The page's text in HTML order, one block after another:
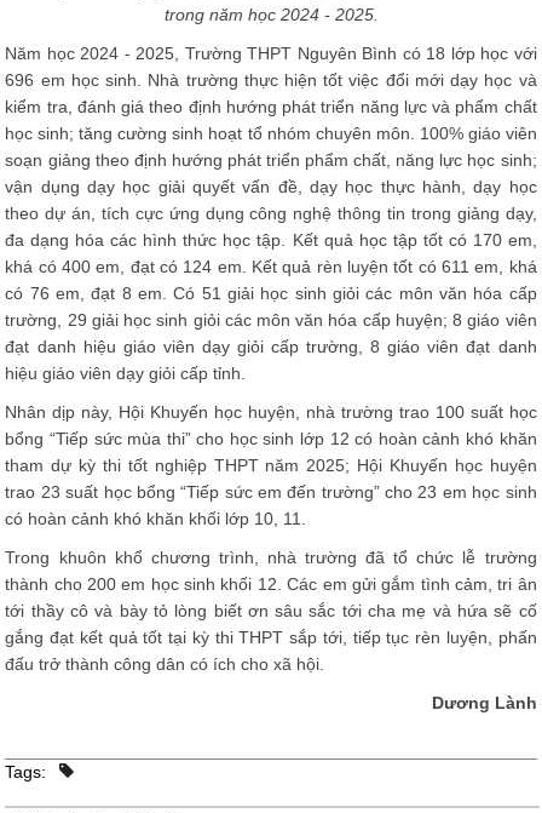
trong năm học 2024 - 2025.
Năm học 2024 - 2025, Trường THPT Nguyên Bình có 18 lớp học với
696 em học sinh. Nhà trường thực hiện tốt việc đổi mới dạy học và
kiểm tra, đánh giá theo định hướng phát triển năng lực và phẩm chất
học sinh; tăng cường sinh hoạt tổ nhóm chuyên môn. 100% giáo viên
soạn giảng theo định hướng phát triển phẩm chất, năng lực học sinh;
vận dụng dạy học giải quyết vấn đề, dạy học thực hành, dạy học
theo dự án, tích cực ứng dụng công nghệ thông tin trong giảng dạy,
đa dạng hóa các hình thức học tập. Kết quả học tập tốt có 170 em,
khá có 400 em, đạt có 124 em. Kết quả rèn luyện tốt có 611 em, khá
có 76 em, đạt 8 em. Có 51 giải học sinh giỏi các môn văn hóa cấp
trường, 29 giải học sinh giỏi các môn văn hóa cấp huyện; 8 giáo viên
đạt danh hiệu giáo viên dạy giỏi cấp trường, 8 giáo viên đạt danh
hiệu giáo viên dạy giỏi cấp tỉnh.
Nhân dịp này, Hội Khuyến học huyện, nhà trường trao 100 suất học
bổng “Tiếp sức mùa thi” cho học sinh lớp 12 có hoàn cảnh khó khăn
tham dự kỳ thi tốt nghiệp THPT năm 2025; Hội Khuyến học huyện
trao 23 suất học bổng “Tiếp sức em đến trường” cho 23 em học sinh
có hoàn cảnh khó khăn khối lớp 10, 11.
Trong khuôn khổ chương trình, nhà trường đã tổ chức lễ trường
thành cho 200 em học sinh khối 12. Các em gửi gắm tình cảm, tri ân
tới thầy cô và bày tỏ lòng biết ơn sâu sắc tới cha mẹ và hứa sẽ cố
gắng đạt kết quả tốt tại kỳ thi THPT sắp tới, tiếp tục rèn luyện, phấn
đấu trở thành công dân có ích cho xã hội.
Dương Lành
Tags: